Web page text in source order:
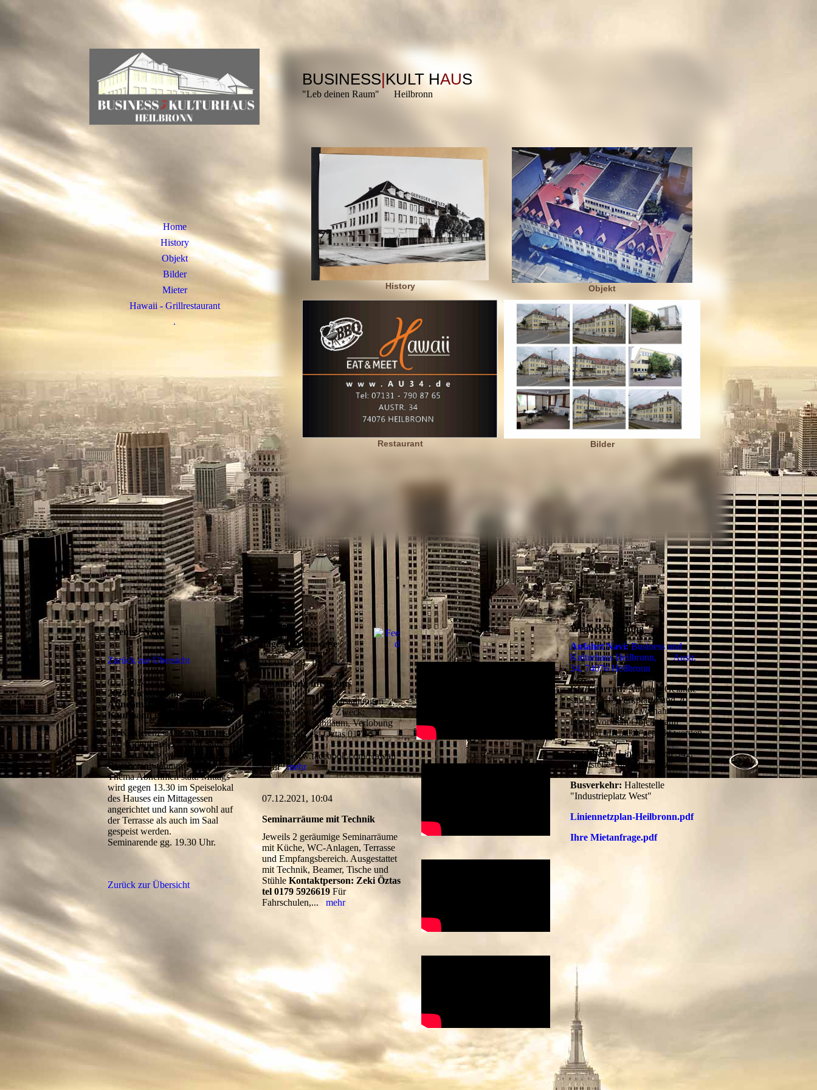
Home
History
Objekt
Bilder
Mieter
Hawaii - Grillrestaurant
.
BUSINESS|KULT HAUS
"Leb deinen Raum" Heilbronn
History Objekt
Restaurant Bilder
Events | News
Zurück zur Übersicht
01.1.2024
2024 Nichtraucher- und
Abnehmseminare mit Jochen
Kaufmann gehen weiter....!
Im Konferenzsaal des Business-
und Kulturhauses finden Samstags
und Sonntags jeweils Seminare zur
Raucherentwöhnung und zum
Thema Abnehmen statt. Mittags
wird gegen 13.30 im Speiselokal
des Hauses ein Mittagessen
angerichtet und kann sowohl auf
der Terrasse als auch im Saal
gespeist werden.
Seminarende gg. 19.30 Uhr.
Zurück zur Übersicht
Vermietung
tage/stundenweise
01.01.2024, 10:13
Anmietung für events
Vermietung für Veranstaltungen
mit/ohne Catering. Zweck:
Geburtstage, Jubiläum, Verlobung
Anfragen: Zeki Öztas 0179
5926619
https://www.facebook.com/Hawaii
Grillmehr
07.12.2021, 10:04
Seminarräume mit Technik
Jeweils 2 geräumige Seminarräume
mit Küche, WC-Anlagen, Terrasse
und Empfangsbereich. Ausgestattet
mit Technik, Beamer, Tische und
Stühle Kontaktperson: Zeki Öztas
tel 0179 5926619Für
Fahrschulen,... mehr
Videos
Wegbeschreibung
Anfahrt Navi:Business und
Kulturhaus Heilbronn, Austr.
34, 74076 Heilbronn
Kfz/Fahrrad:Auf dem Gelände
sind 25 Kfz-Parkplätze und 20
Fahrradstellplätze vorhanden.
Direkt vor dem Objekt kann
optional öffentlich geparkt werden.
Stadtbahn: Linie S41 und S42,
Haltestelle "Industrieplatz".
Busverkehr: Haltestelle
"Industrieplatz West"
Liniennetzplan-Heilbronn.pdf
Ihre Mietanfrage.pdf